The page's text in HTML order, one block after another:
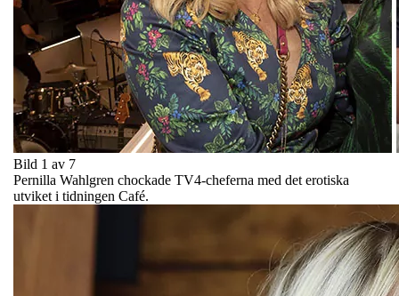
Bild 1 av 7
Pernilla Wahlgren chockade TV4-cheferna med det erotiska
utviket i tidningen Café.